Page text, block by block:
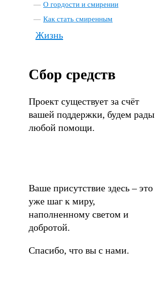
О гордости и смирении
Как стать смиренным
Жизнь
Сбор средств
Проект существует за счёт
вашей поддержки, будем рады
любой помощи.
Ваше присутствие здесь – это
уже шаг к миру,
наполненному светом и
добротой.
Спасибо, что вы с нами.